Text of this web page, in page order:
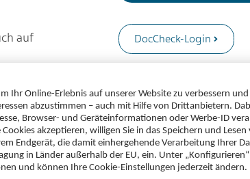
auf
DocCheck-Login
Sie haben noch kein
registrieren.
Sie haben IhrPasswort
Sie haben Probleme mit